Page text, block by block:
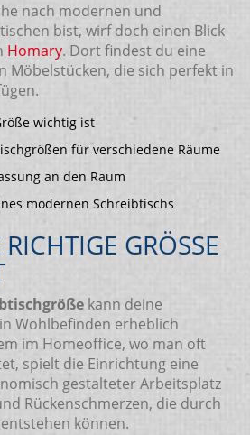
nach modernen und
bist, wirf doch einen Blick
Homary. Dort findest du eine
Möbelstücken, die sich perfekt in
wichtig ist
für verschiedene Räume
an den Raum
modernen Schreibtischs
GRÖSSE W
kann deine
Wohlbefinden erheblich
im Homeoffice, wo man oft
spielt die Einrichtung eine
gestalteter Arbeitsplatz
Rückenschmerzen, die durch
können.